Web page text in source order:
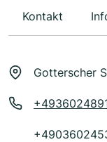
Kontakt
Gotterscher